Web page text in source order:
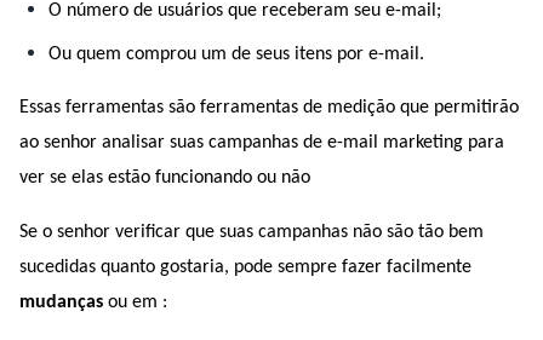
O número de usuários que receberam seu e-mail;
Ou quem comprou um de seus itens por e-mail.
Essas ferramentas são ferramentas de medição que permitirão
ao senhor analisar suas campanhas de e-mail marketing para
ver se elas estão funcionando ou não
Se o senhor verificar que suas campanhas não são tão bem
mudanças ou em :